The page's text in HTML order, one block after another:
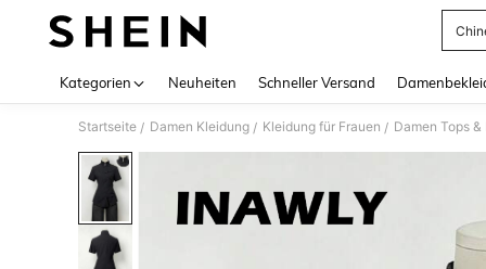
Kategorien Neuheiten Schneller Versand
Startseite / Damen Kleidung / Kleidung für Frauen / Damen Tops